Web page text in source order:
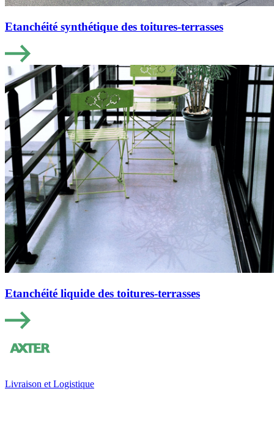
Etanchéité synthétique des toitures-terrasses
Etanchéité liquide des toitures-terrasses
Livraison et Logistique